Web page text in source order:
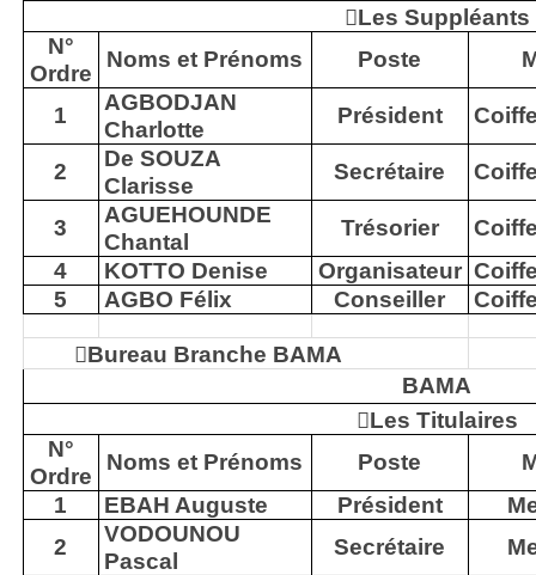
Les Suppléants
N°
Ordre
Noms et Prénoms Poste
1
AGBODJAN
Charlotte
Président
2
De SOUZA
Clarisse
Secrétaire
3
AGUEHOUNDE
Chantal
Trésorier
4
KOTTO Denise Organisateur
5
AGBO Félix Conseiller
Bureau Branche BAMA
BAMA
Les Titulaires
N°
Ordre
Noms et Prénoms Poste
1
EBAH Auguste Président
2
VODOUNOU
Pascal
Secrétaire